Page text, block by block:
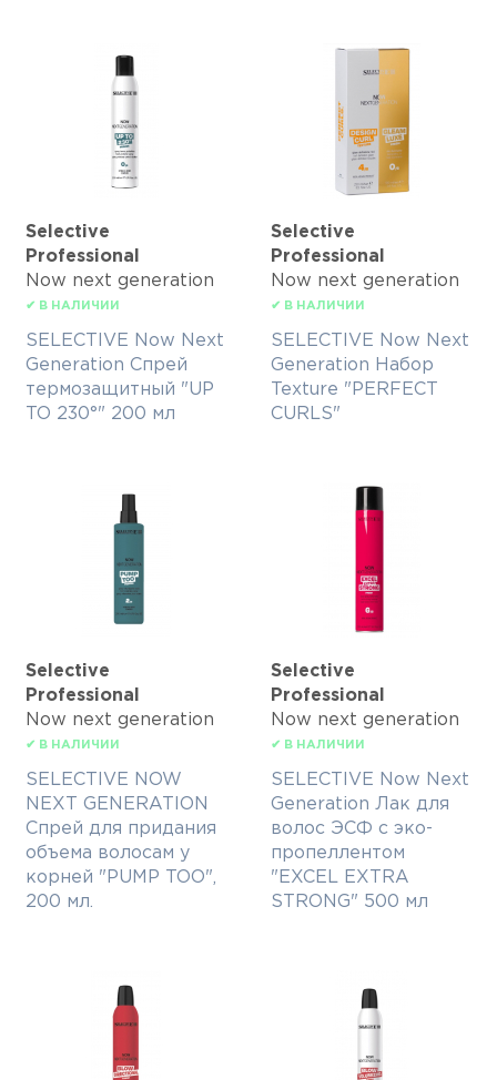
Selective
Professional
Now next generation
✔ В НАЛИЧИИ
SELECTIVE Now Next
Generation Спрей
термозащитный "UP
TO 230°" 200 мл
Selective
Professional
Now next generation
✔ В НАЛИЧИИ
SELECTIVE Now Next
Generation Набор
Texture "PERFECT
CURLS"
Selective
Professional
Now next generation
✔ В НАЛИЧИИ
SELECTIVE NOW
NEXT GENERATION
Спрей для придания
объема волосам у
корней "PUMP TOO",
200 мл.
Selective
Professional
Now next generation
✔ В НАЛИЧИИ
SELECTIVE Now Next
Generation Лак для
волос ЭСФ с эко-
пропеллентом
"EXCEL EXTRA
STRONG" 500 мл